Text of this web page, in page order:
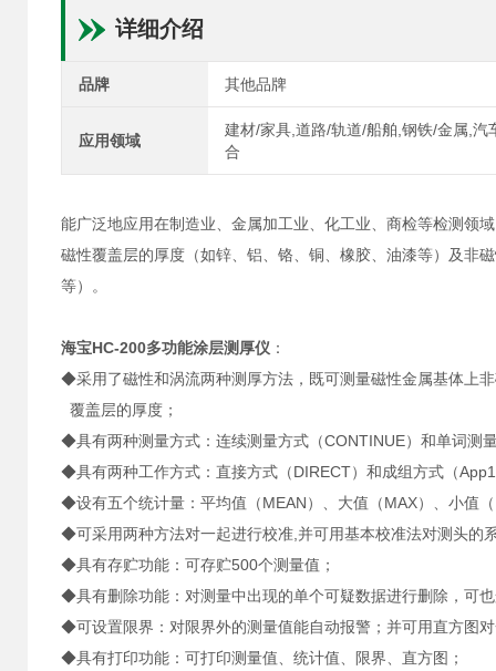
详细介绍
品牌 其他品牌
应用领域
建材/家具,道路/轨道/船舶,钢铁/金属,汽
合
能广泛地应用在制造业、金属加工业、化工业、商检等检测领
磁性覆盖层的厚度（如锌、铝、铬、铜、橡胶、油漆等）及非
等）。
海宝HC-200多功能涂层测厚仪 ：
◆采用了磁性和涡流两种测厚方法，既可测量磁性金属基体上
覆盖层的厚度；
◆具有两种测量方式：连续测量方式（CONTINUE）和单词测
◆具有两种工作方式：直接方式（DIRECT）和成组方式（
◆设有五个统计量：平均值（MEAN）、大值（MAX）、小值
◆可采用两种方法对一起进行校准,并可用基本校准法对测头的
◆具有存贮功能：可存贮500个测量值；
◆具有删除功能：对测量中出现的单个可疑数据进行删除，可
◆可设置限界：对限界外的测量值能自动报警；并可用直方图
◆具有打印功能：可打印测量值、统计值、限界、直方图；